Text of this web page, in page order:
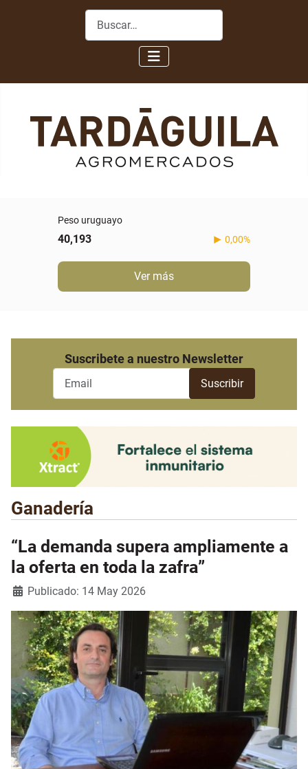
Buscar
Peso uruguayo
40,193 0,00%
Ver más
Suscribete a nuestro Newsletter
Ganadería
“La demanda supera ampliamente a
la oferta en toda la zafra”
Detalles
Publicado: 14 May 2026